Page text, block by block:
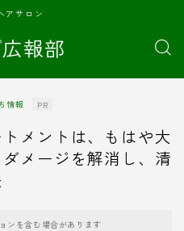
報部
アサロン
情報 PR
メントは、もはや大
メージを解消し、清
ンを含む場合があります